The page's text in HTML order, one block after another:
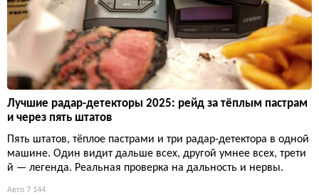
Лучшие радар-детекторы 2025: рейд за тёплым пастрам
и через пять штатов
Пять штатов, тёплое пастрами и три радар-детектора в одной
машине. Один видит дальше всех, другой умнее всех, трети
й — легенда. Реальная проверка на дальность и нервы.
Авто 7 144